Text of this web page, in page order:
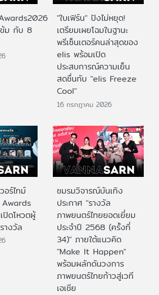
ข้ม กับ 8
"ใบเฟิร์น" ปังไม่หยุด!
เตรียมเผยโฉมในฐานะ
พรีเซ็นเตอร์คนล่าสุดของ
elis พร้อมเปิด
ประสบการณ์ความเย็น
สดชื่นกับ "elis Freeze
Cool"
16 กรกฎาคม 2026
อร์ไทม์
ดโหวตผู้
างวัล
ชมรมวิจารณ์บันเทิง
ประกาศ "รางวัล
ภาพยนตร์ไทยยอดเยี่ยม
ประจําปี 2568 (ครั้งที่
34)" ภายใต้แนวคิด
"Make It Happen"
พร้อมผลักดันวงการ
ภาพยนตร์ไทยก้าวสู่เวที
เอเชีย